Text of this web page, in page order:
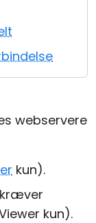
webservere
kun).
kræver
kun).